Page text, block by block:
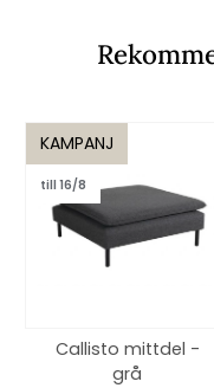
KAMPANJ
till 16/8
Callisto mittdel -
grå